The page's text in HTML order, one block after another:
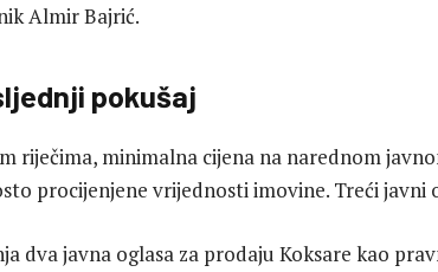
Almir Bajrić.
pokušaj
riječima, minimalna cijena na narednom
procijenjene vrijednosti imovine. Treći javni
dva javna oglasa za prodaju Koksare kao